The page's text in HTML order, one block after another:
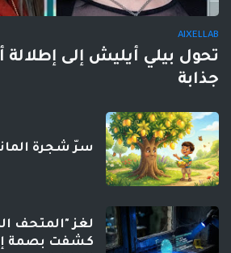
AIXELLAB
جذابة
سرّ شجرة
لغز "المتحف